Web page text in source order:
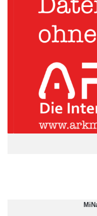
Quellenangabe: „obs/
Beim Neubau der
Twente
und eine
Technik der RWE
Controller nutzt das
der intelligenten
wird die komplette
auch zur Verfügung